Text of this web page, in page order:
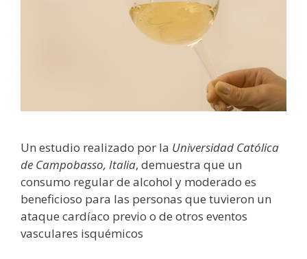
Un estudio realizado por la Universidad Católica
de Campobasso, Italia, demuestra que un
consumo regular de alcohol y moderado es
beneficioso para las personas que tuvieron un
ataque cardíaco previo o de otros eventos
vasculares isquémicos